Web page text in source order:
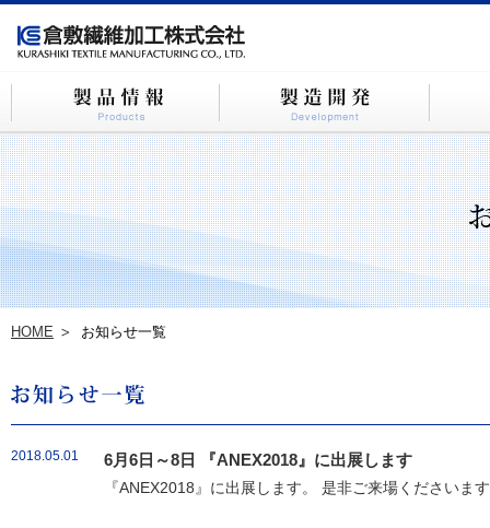
HOME お知らせ一覧
2018.05.01 6月6日～8日 『ANEX2018』に出展します
『ANEX2018』に出展します。 是非ご来場くださ